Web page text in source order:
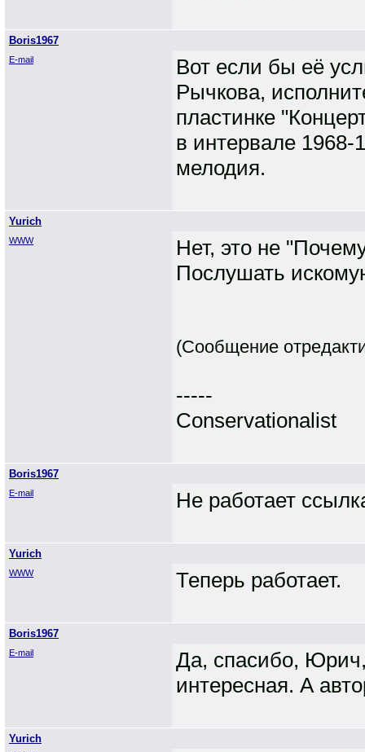
Boris1967
E-mail
Вот если бы её
Рычкова,
пластинке
в интервале
мелодия.
Yurich
WWW
Нет, это не
Послушать
(Сообщение
-----
Conservationalist
Boris1967
E-mail Не работает
Yurich
WWW Теперь работает.
Boris1967
E-mail
Да, спасибо,
интересная. А
Yurich